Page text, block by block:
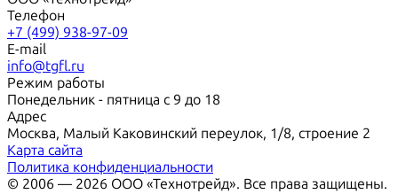
Телефон
+7 (499) 938-97-09
E-mail
info@tgfl.ru
Режим работы
Понедельник - пятница с 9 до 18
Адрес
Москва, Малый Каковинский переулок, 1/8, строение 2
Карта сайта
Политика конфиденциальности
© 2006 — 2026 ООО «Технотрейд». Все права защищены.